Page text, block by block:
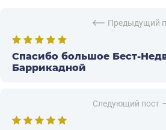
Предыдущий
Спасибо большое Бест-
Баррикадной
Следующий пост